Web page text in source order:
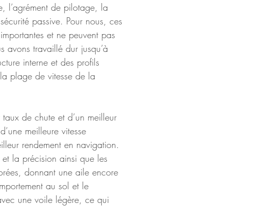
l’agrément de pilotage, la
passive. Pour nous, ces
et ne peuvent pas
avons travaillé dur jusqu’à
interne et des profils
plage de vitesse de la
de chute et d’un meilleur
meilleure vitesse
rendement en navigation.
la précision ainsi que les
donnant une aile encore
au sol et le
une voile légère, ce qui